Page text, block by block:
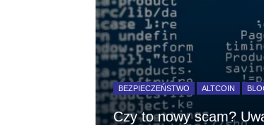
BEZPIECZEŃSTWO ALTCOIN
Czy to nowy scam?